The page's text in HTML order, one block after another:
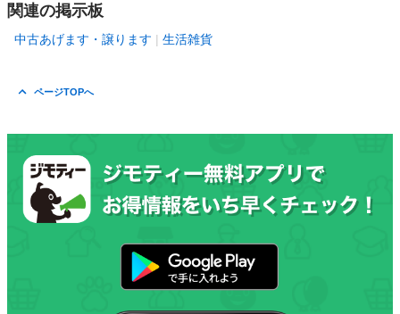
関連の掲示板
中古あげます・譲ります 生活雑貨
ページTOPへ